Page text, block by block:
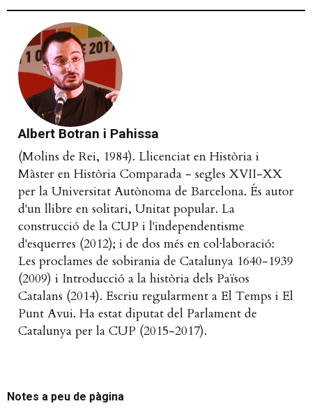
Albert Botran i Pahissa
(Molins de Rei, 1984). Llicenciat en Història i
Màster en Història Comparada - segles XVII-XX
per la Universitat Autònoma de Barcelona. És autor
d'un llibre en solitari, Unitat popular. La
construcció de la CUP i l'independentisme
d'esquerres (2012); i de dos més en col·laboració:
Les proclames de sobirania de Catalunya 1640-1939
(2009) i Introducció a la història dels Països
Catalans (2014). Escriu regularment a El Temps i El
Punt Avui. Ha estat diputat del Parlament de
Catalunya per la CUP (2015-2017).
Notes a peu de pàgina